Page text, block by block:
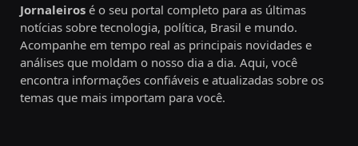
Jornaleiros é o seu portal completo para as últimas
notícias sobre tecnologia, política, Brasil e mundo.
Acompanhe em tempo real as principais novidades e
análises que moldam o nosso dia a dia. Aqui, você
encontra informações confiáveis e atualizadas sobre os
temas que mais importam para você.